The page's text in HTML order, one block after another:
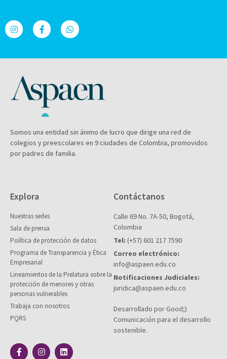
Somos una entidad sin ánimo de lucro que dirige una red de
colegios y preescolares en 9 ciudades de Colombia, promovidos
por padres de familia.
Explora
Nuestras sedes
Sala de prensa
Política de protección de datos
Programa de Transparencia y Ética
Empresarial
Lineamientos de la Prelatura sobre la
protección de menores y otras
personas vulnerables
Trabaja con nosotros
PQRS
Contáctanos
Calle 69 No. 7A-50, Bogotá,
Colombia
Tel: (+57) 601 217 7590
Correo electrónico:
info@aspaen.edu.co
Notificaciones Judiciales:
juridica@aspaen.edu.co
Desarrollado por Good;)
Comunicación para el desarrollo
sostenible.